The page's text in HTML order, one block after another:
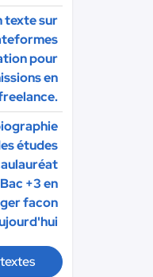
texte sur
pour
en
études
+3 en
facon